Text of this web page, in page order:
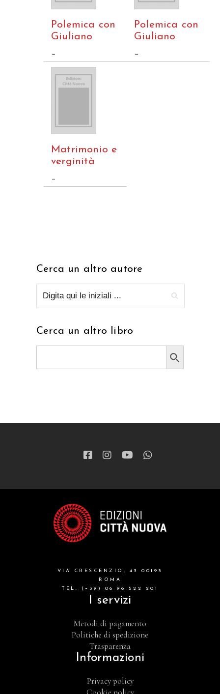
Polemica con
Giuliano
–
Polemica con
Giuliano
–
Matrimonio e
verginità
–
Cerca un altro autore
Cerca un altro libro
Search Button
VIA CRESCENZIO, 43 00193
ROMA
TEL. (+39) 06 96 522 201
I servizi
Metodi di pagamento
Politiche di spedizione
Trasparenza
Informazioni
Privacy policy